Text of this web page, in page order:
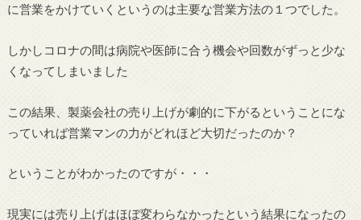
に営業をかけていくというのは主要な営業方法の１つでした。
しかしコロナの間は病院や医師に合う機会や回数がずっと少な
くなってしまいました
この結果、製薬会社の売り上げが劇的に下がるということにな
っていれば営業マンの力がどれほど大切だったのか？
ということがわかったのですが・・・
現実には売り上げはほぼ変わらなかったという結果になったの